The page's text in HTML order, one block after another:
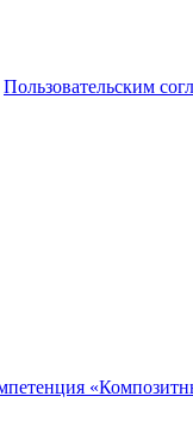
Пользовательским